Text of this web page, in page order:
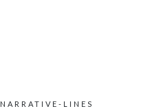
NARRATIVE-LINES